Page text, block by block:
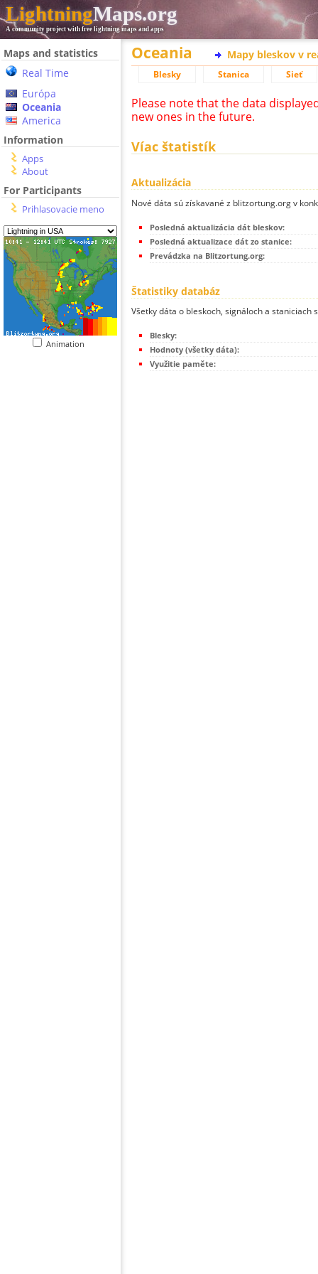
LightningMaps.org
A community project with free lightning maps and apps
Maps and statistics
Real Time
Európa
Oceania
America
Information
Apps
About
For Participants
Prihlasovacie meno
Animation
Oceania Mapy bleskov v
Blesky Stanica Sieť
Please note that the data
new ones in the future.
Víac štatistík
Aktualizácia
Nové dáta sú získavané z blitzortung.org v
Posledná aktualizácia dát bleskov:
Posledná aktualizace dát zo stanice:
Prevádzka na Blitzortung.org:
Štatistiky databáz
Všetky dáta o bleskoch, signáloch a
Blesky:
Hodnoty (všetky dáta):
Využitie paměte: